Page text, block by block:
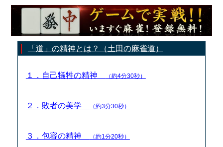
「道」の精神とは？（土田の麻雀道）
１．自己犠牲の精神 （約4分30秒）
２．敗者の美学 （約3分30秒）
３．包容の精神 （約1分20秒）